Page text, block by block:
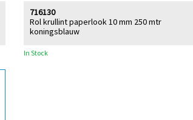
Rol krullint paperlook 10 mm 250 mtr
koningsblauw
716130
In Stock